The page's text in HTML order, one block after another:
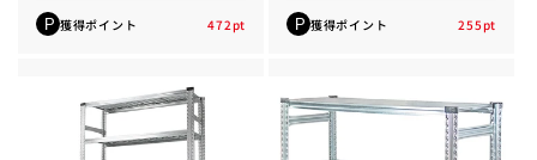
P 獲得ポイント 472pt P 獲得ポイント 255pt